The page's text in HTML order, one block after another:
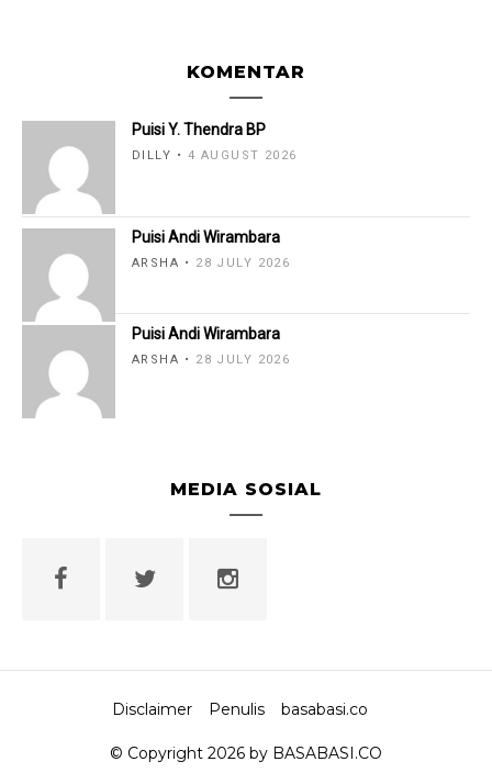
KOMENTAR
Puisi Y. Thendra BP
DILLY 4 AUGUST 2026
Puisi Andi Wirambara
ARSHA 28 JULY 2026
Puisi Andi Wirambara
ARSHA 28 JULY 2026
MEDIA SOSIAL
Disclaimer Penulis basabasi.co
© Copyright 2026 by BASABASI.CO